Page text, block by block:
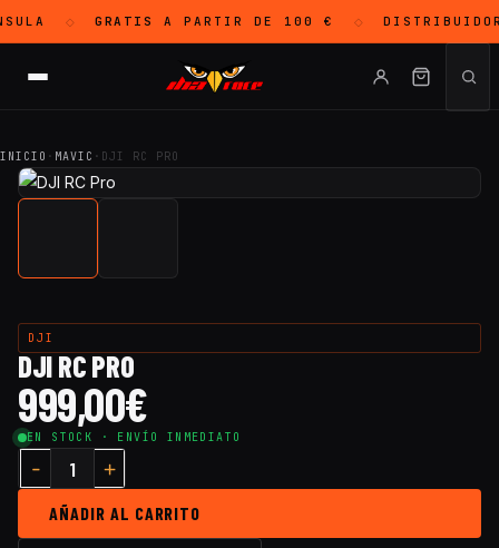
◇ GRATISA PARTIR DE 100 € ◇
INICIO · MAVIC · DJI RC PRO
DJI
DJI RC PRO
999,00€
EN STOCK · ENVÍO INMEDIATO
AÑADIR AL CARRITO